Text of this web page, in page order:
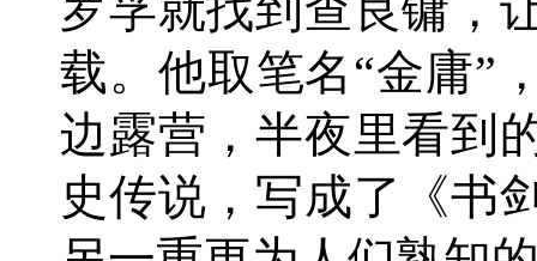
载。他取笔名“金庸”
边露营，半夜里看到
史传说，写成了《书